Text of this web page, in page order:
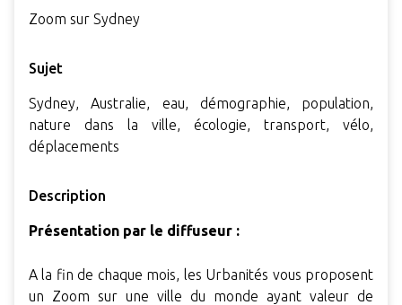
Zoom sur Sydney
Sujet
Sydney, Australie, eau, démographie, population,
nature dans la ville, écologie, transport, vélo,
déplacements
Description
Présentation par le diffuseur :
A la fin de chaque mois, les Urbanités vous proposent
un Zoom sur une ville du monde ayant valeur de